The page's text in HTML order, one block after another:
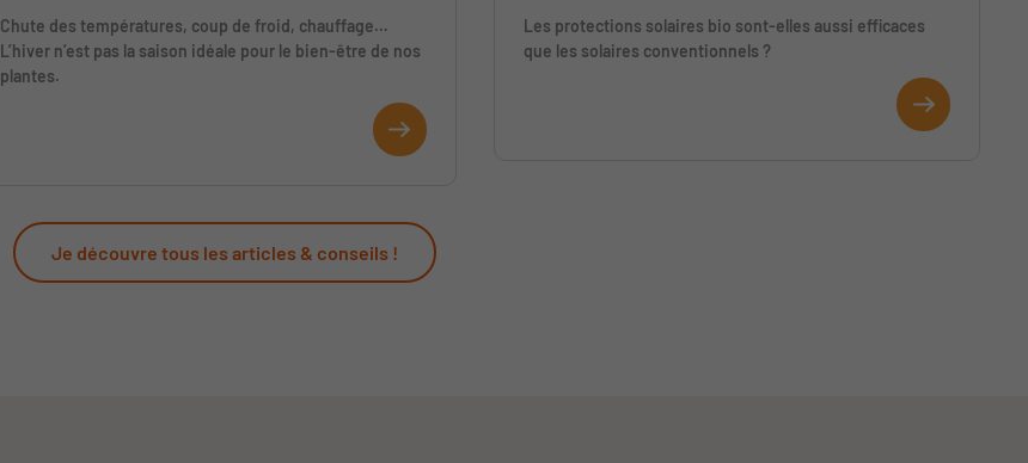
Chute des températures, coup de froid, chauffage…
L’hiver n’est pas la saison idéale pour le bien-être de nos
plantes.
Les protections solaires bio sont-elles aussi efficaces
que les solaires conventionnels ?
Je découvre tous les articles & conseils !